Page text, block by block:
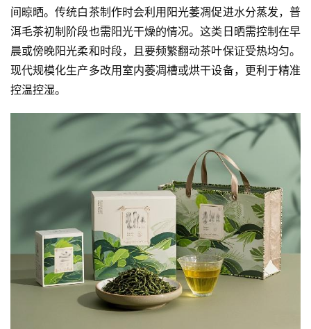
间晾晒。传统白茶制作时会利用阳光萎凋促进水分蒸发，普
洱毛茶初制阶段也需阳光干燥的情况。这类日晒需控制在早
晨或傍晚阳光柔和时段，且要频繁翻动茶叶保证受热均匀。
现代规模化生产多改用室内萎凋槽或烘干设备，更利于精准
控温控湿。